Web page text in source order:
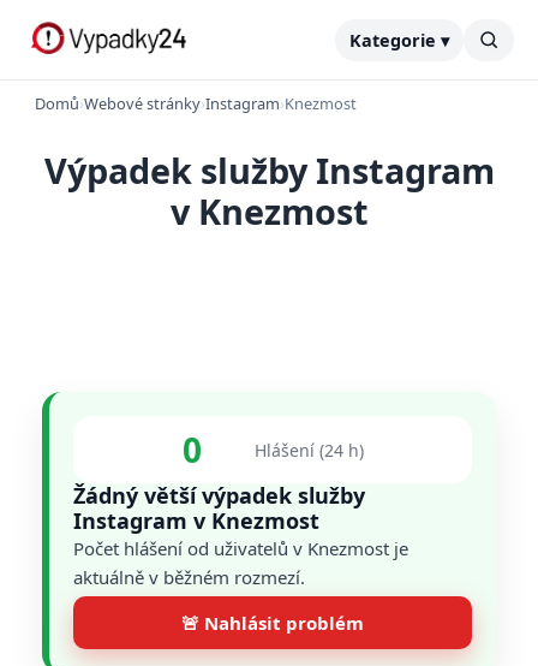
Kategorie ▾
Domů›Webové stránky›Instagram›Knezmost
Výpadek služby Instagram
v Knezmost
0 Hlášení (24 h)
Žádný větší výpadek služby
Instagram v Knezmost
Počet hlášení od uživatelů v Knezmost je
aktuálně v běžném rozmezí.
🚨 Nahlásit problém